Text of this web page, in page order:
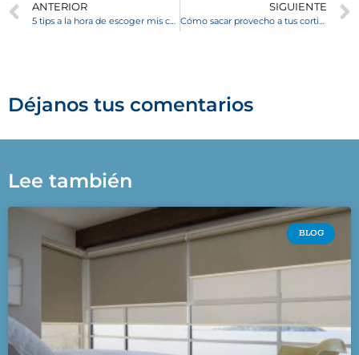
ANTERIOR
5 tips a la hora de escoger mis cortinas roller
SIGUIENTE
Cómo sacar provecho a tus cortinas roller en la decoración
Déjanos tus comentarios
Lee también
BLOG